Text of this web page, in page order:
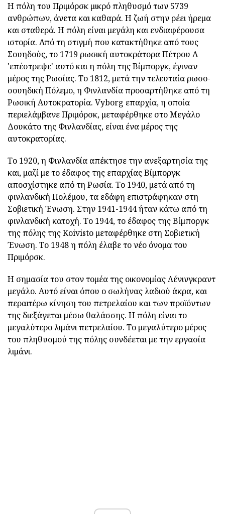
Η πόλη του Πριμόρσκ μικρό πληθυσμό των 5739
ανθρώπων, άνετα και καθαρά. Η ζωή στην ρέει ήρεμα
και σταθερά. Η πόλη είναι μεγάλη και ενδιαφέρουσα
ιστορία. Από τη στιγμή που κατακτήθηκε από τους
Σουηδούς, το 1719 ρωσική αυτοκράτορα Πέτρου Α
'επέστρεψε' αυτό και η πόλη της Βίμποργκ, έγιναν
μέρος της Ρωσίας. Το 1812, μετά την τελευταία ρωσο-
σουηδική Πόλεμο, η Φινλανδία προσαρτήθηκε από τη
Ρωσική Αυτοκρατορία. Vyborg επαρχία, η οποία
περιελάμβανε Πριμόρσκ, μεταφέρθηκε στο Μεγάλο
Δουκάτο της Φινλανδίας, είναι ένα μέρος της
αυτοκρατορίας.
Το 1920, η Φινλανδία απέκτησε την ανεξαρτησία της
και, μαζί με το έδαφος της επαρχίας Βίμποργκ
αποσχίστηκε από τη Ρωσία. Το 1940, μετά από τη
φινλανδική Πολέμου, τα εδάφη επιστράφηκαν στη
Σοβιετική Ένωση. Στην 1941-1944 ήταν κάτω από τη
φινλανδική κατοχή. Το 1944, το έδαφος της Βίμποργκ
της πόλης της Koivisto μεταφέρθηκε στη Σοβιετική
Ένωση. Το 1948 η πόλη έλαβε το νέο όνομα του
Πριμόρσκ.
Η σημασία του στον τομέα της οικονομίας Λένινγκραντ
μεγάλο. Αυτό είναι όπου ο σωλήνας λαδιού άκρα, και
περαιτέρω κίνηση του πετρελαίου και των προϊόντων
της διεξάγεται μέσω θαλάσσης. Η πόλη είναι το
μεγαλύτερο λιμάνι πετρελαίου. Το μεγαλύτερο μέρος
του πληθυσμού της πόλης συνδέεται με την εργασία
λιμάνι.